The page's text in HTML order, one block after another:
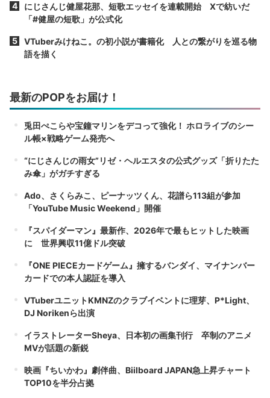
にじさんじ健屋花那、短歌エッセイを連載開始 Xで紡いだ
「#健屋の短歌」が公式化
VTuberみけねこ。の初小説が書籍化 人との繋がりを巡る物
語を描く
最新のPOPをお届け！
兎田ぺこらや宝鐘マリンをデコって強化！ ホロライブのシー
ル帳×戦略ゲーム発売へ
“にじさんじの雨女”リゼ・ヘルエスタの公式グッズ「折りたた
み傘」がガチすぎる
Ado、さくらみこ、ピーナッツくん、花譜ら113組が参加
「YouTube Music Weekend」開催
『スパイダーマン』最新作、2026年で最もヒットした映画
に 世界興収11億ドル突破
『ONE PIECEカードゲーム』擁するバンダイ、マイナンバー
カードでの本人認証を導入
VTuberユニットKMNZのクラブイベントに理芽、P*Light、
DJ Norikenら出演
イラストレーターSheya、日本初の画集刊行 卒制のアニメ
MVが話題の新鋭
映画『ちいかわ』劇伴曲、Biilboard JAPAN急上昇チャート
TOP10を半分占拠